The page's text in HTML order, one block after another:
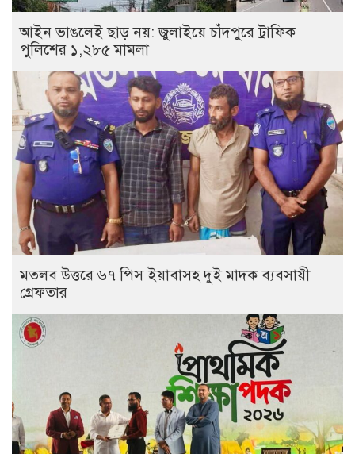
আইন ভাঙলেই ছাড় নয়: জুলাইয়ে চাঁদপুরে ট্রাফিক
পুলিশের ১,২৮৫ মামলা
মতলব উত্তরে ৬৭ পিস ইয়াবাসহ দুই মাদক ব্যবসায়ী
গ্রেফতার